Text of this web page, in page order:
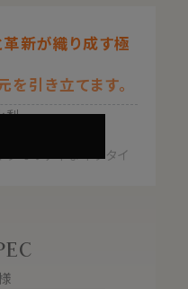
新が織り成す極
引き立てます。
。
オリティなネクタイ
ったデザインを提